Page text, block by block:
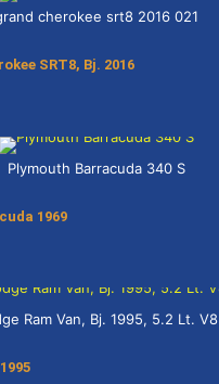
cherokee srt8 2016 021
SRT8, Bj. 2016
Plymouth Barracuda 340 S
1969
Ram Van, Bj. 1995, 5.2 Lt. V8